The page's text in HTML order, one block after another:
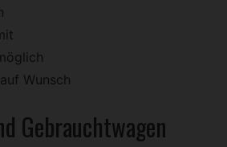
Wunsch
Gebrauchtwagen